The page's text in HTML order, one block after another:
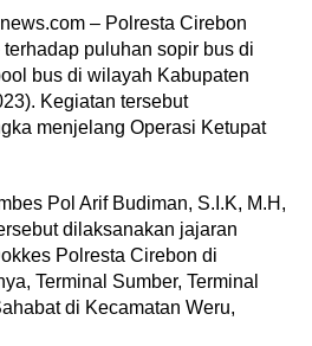
– Polresta Cirebon
puluhan sopir bus di
bus di wilayah Kabupaten
Kegiatan tersebut
menjelang Operasi Ketupat
Pol Arif Budiman, S.I.K, M.H,
dilaksanakan jajaran
Polresta Cirebon di
Terminal Sumber, Terminal
di Kecamatan Weru,